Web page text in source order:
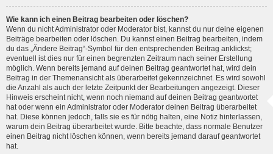
Wie kann ich einen Beitrag bearbeiten oder löschen?
Wenn du nicht Administrator oder Moderator bist, kannst du nur deine eigenen
Beiträge bearbeiten oder löschen. Du kannst einen Beitrag bearbeiten, indem
du das „Ändere Beitrag“-Symbol für den entsprechenden Beitrag anklickst;
eventuell ist dies nur für einen begrenzten Zeitraum nach seiner Erstellung
möglich. Wenn bereits jemand auf deinen Beitrag geantwortet hat, wird dein
Beitrag in der Themenansicht als überarbeitet gekennzeichnet. Es wird sowohl
die Anzahl als auch der letzte Zeitpunkt der Bearbeitungen angezeigt. Dieser
Hinweis erscheint nicht, wenn noch niemand auf deinen Beitrag geantwortet
hat oder wenn ein Administrator oder Moderator deinen Beitrag überarbeitet
hat. Diese können jedoch, falls sie es für nötig halten, eine Notiz hinterlassen,
warum dein Beitrag überarbeitet wurde. Bitte beachte, dass normale Benutzer
einen Beitrag nicht löschen können, wenn bereits jemand darauf geantwortet
hat.